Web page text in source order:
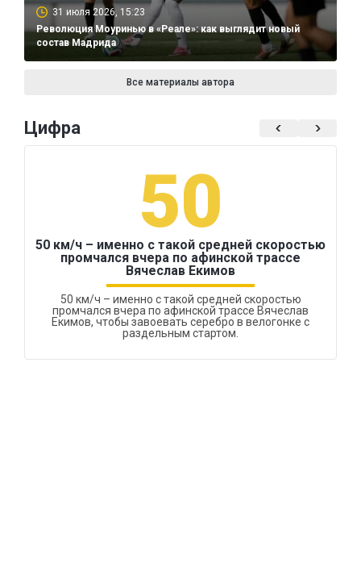
31 июля 2026, 15:23
Революция Моуринью в «Реале»: как выглядит новый
состав Мадрида
Все материалы автора
Цифра
50
50 км/ч – именно с такой средней скоростью
промчался вчера по афинской трассе
Вячеслав Екимов
50 км/ч – именно с такой средней скоростью
промчался вчера по афинской трассе Вячеслав
Екимов, чтобы завоевать серебро в велогонке с
раздельным стартом.